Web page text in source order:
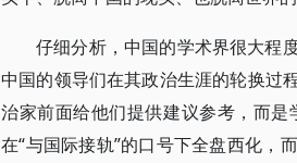
仔细分析，中国的学术界很大程
中国的领导们在其政治生涯的轮换过
治家前面给他们提供建议参考，而
在“与国际接轨”的口号下全盘西化，